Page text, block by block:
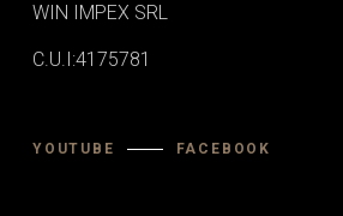
WIN IMPEX SRL
C.U.I:4175781
YOUTUBE FACEBOOK